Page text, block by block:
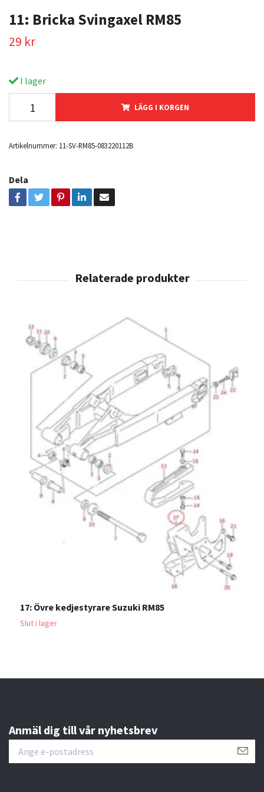
11: Bricka Svingaxel RM85
29 kr
I lager
LÄGG I KORGEN
Artikelnummer: 11-SV-RM85-083220112B
Dela
17: Övre kedjestyrare Suzuki RM85
Slut i lager
Anmäl dig till vår nyhetsbrev